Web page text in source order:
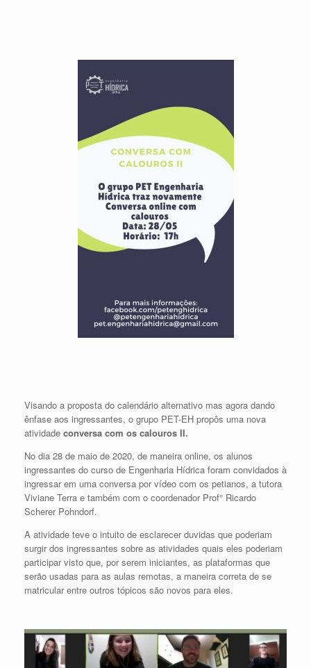
Visando a proposta do calendário alternativo mas agora dando
ênfase aos ingressantes, o grupo PET-EH propôs uma nova
atividade conversa com os calouros II.
No dia 28 de maio de 2020, de maneira online, os alunos
ingressantes do curso de Engenharia Hídrica foram convidados à
ingressar em uma conversa por vídeo com os petianos, a tutora
Viviane Terra e também com o coordenador Prof° Ricardo
Scherer Pohndorf.
A atividade teve o intuito de esclarecer duvidas que poderiam
surgir dos ingressantes sobre as atividades quais eles poderiam
participar visto que, por serem iniciantes, as plataformas que
serão usadas para as aulas remotas, a maneira correta de se
matricular entre outros tópicos são novos para eles.